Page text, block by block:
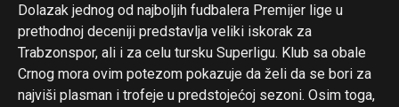
Dolazak jednog od najboljih fudbalera Premijer lige u
prethodnoj deceniji predstavlja veliki iskorak za
Trabzonspor, ali i za celu tursku Superligu. Klub sa obale
Crnog mora ovim potezom pokazuje da želi da se bori za
najviši plasman i trofeje u predstojećoj sezoni. Osim toga,